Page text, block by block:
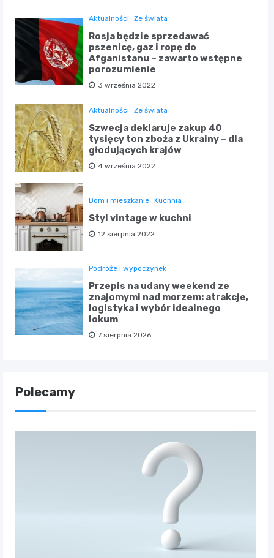
Aktualności Ze świata
Rosja będzie sprzedawać
pszenicę, gaz i ropę do
Afganistanu – zawarto wstępne
porozumienie
3 września 2022
Aktualności Ze świata
Szwecja deklaruje zakup 40
tysięcy ton zboża z Ukrainy – dla
głodujących krajów
4 września 2022
Dom i mieszkanie Kuchnia
Styl vintage w kuchni
12 sierpnia 2022
Podróże i wypoczynek
Przepis na udany weekend ze
znajomymi nad morzem: atrakcje,
logistyka i wybór idealnego
lokum
7 sierpnia 2026
Polecamy